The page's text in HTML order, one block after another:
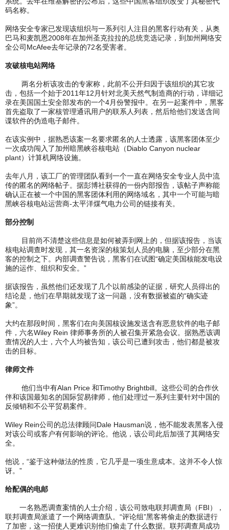
码名称。
网络安全专家已发现该组织与一系列引人注目的黑客行动有关，从奥
巴马和麦凯恩2008年在加州圣克拉拉的总统竞选记录，到加州网络安
全公司McAfee去年记录的72名受害者。
攻破核电站网络
两名分析该攻击的专家称，此前不公开归因于该组织的其它攻
击，包括一个始于2011年12月针对北美天然气制造商的行动，详细记
录在美国国土安全部发布的一个4月份警报中。在另一起案件中，黑客
首先盗取了一家核管理通讯用户的联系人列表，然后给他们发送含间
谍软件的伪造电子邮件。
在该实例中，据熟悉该案一名要求匿名的人士透露，该黑客团体至少
一次成功闯入了加州暗黑峡谷核电站（Diablo Canyon nuclear
plant）计算机网络设施。
去年八月，该工厂的管理团队看到一个一直在网络安全专业人员中流
传的匿名的网络帖子。据彭博社获得的一份内部报告，该帖子声称能
确认正在被一个中国的黑客团体利用的网络域名，其中一个可能与暗
黑峡谷核电站运营商-太平洋煤气电力公司的链接有关。
部分控制
目前尚不清楚这些信息是如何被弄到网上的，但据该报告，当该
核电站调查时发现，其一名资深的核策划人员的电脑，至少部分在黑
客的控制之下。内部调查警告说，黑客们在试图“确定美国核能发电设
施的运作、组织和安全。”
据该报告，虽然他们还发现了几个以前感染的证据，研究人员得出的
结论是，他们在早期就发现了这一问题，没有数据被盗的“确实迹
象”。
大约在那段时间，黑客们在向美国核设施发送含有恶意软件的电子邮
件，六名Wiley Rein 律师事务所的人被召集开紧急会议。据熟悉该调
查情况的人士，六个人均被告知，该公司已遭到攻击，他们都是被攻
击的目标。
律师文件
他们当中有Alan Price 和Timothy Brightbill。这些公司的合作伙
伴和该国最知名的国际贸易律师，他们处理过一系列主要针对中国的
反倾销和不公平贸易案件。
Wiley Rein公司的总法律顾问Dale Hausman说，他不能发表黑客入侵
对该公司或客户有何影响的评论。他说，该公司此后加强了其网络安
全。
他说，“鉴于这种做法的性质，它几乎是一项生意成本。这并不令人惊
讶。”
给配偶的电邮
一名熟悉调查案情的人士介绍，该公司致电联邦调查局（FBI），
联邦调查局派遣了一个网络调查队。“评论组”黑客将偷走的数据进行
了加密，这一招使人更难识别他们偷走了什么数据。联邦调查局成功